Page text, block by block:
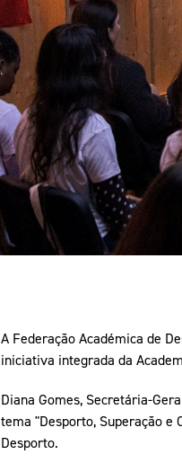
A Federação Académica de
iniciativa integrada da
Diana Gomes, Secretária-
tema "Desporto, Superação e
Desporto.